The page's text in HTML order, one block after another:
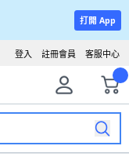
打開 App
客服中心
註冊會員
登入